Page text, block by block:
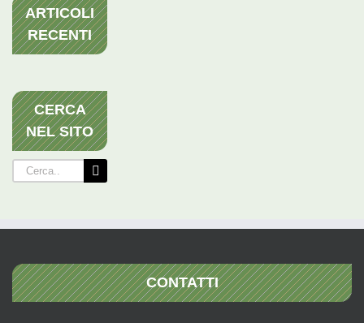
ARTICOLI
RECENTI
CERCA
NEL SITO
Cerca
per:
CONTATTI